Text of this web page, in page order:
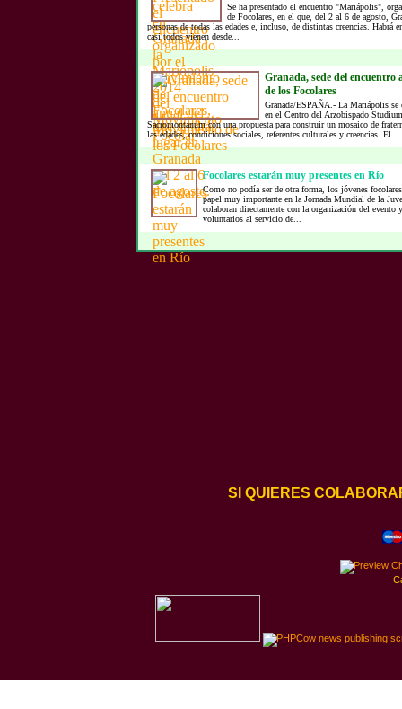
Se ha presentado el encuentro "Mariápolis",
de Focolares, en el que, del 2 al 6 de agosto,
personas de todas las edades e, incluso, de distintas creencias. Habrá
casi todos vienen desde...
Granada, sede del
de los Focolares
Granada/ESPAÑA.- La Mariápolis se
en el Centro del Arzobispado
Sacromontanum con una propuesta para construir un mosaico de
las edades, condiciones sociales, referentes culturales y creencias. El...
Focolares estarán muy presentes en Río
Como no podía ser de otra forma, los jóvenes
papel muy importante en la Jornada Mundial de la
colaboran directamente con la organización del
voluntarios al servicio de...
SI QUIERES